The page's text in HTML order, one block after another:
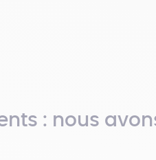
: nous